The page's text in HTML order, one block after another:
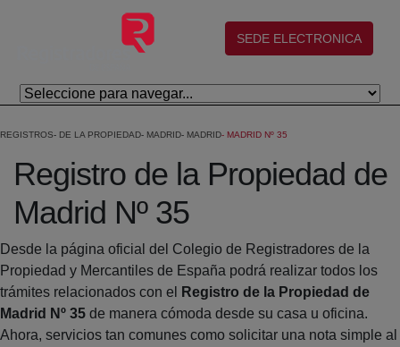
Salta al contingut principal
(abre en nueva ventana)
SEDE ELECTRONICA
REGISTROS DE LA PROPIEDAD MADRID MADRID MADRID Nº 35
Registro de la Propiedad de
Madrid Nº 35
Desde la página oficial del Colegio de Registradores de la
Propiedad y Mercantiles de España podrá realizar todos los
trámites relacionados con el
Registro de la Propiedad de
Madrid Nº 35 de manera cómoda desde su casa u oficina.
Ahora, servicios tan comunes como solicitar una nota simple al